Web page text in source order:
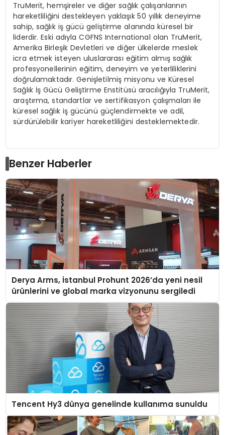
TruMerit, hemşireler ve diğer sağlık çalışanlarının
hareketliliğini destekleyen yaklaşık 50 yıllık deneyime
sahip, sağlık iş gücügeliştirme alanında küresel bir
liderdir. Eski adıyla CGFNS International olan TruMerit,
Amerika Birleşik Devletleri ve diğer ülkelerde meslek
icra etmek isteyen uluslararası eğitim almış sağlık
profesyonellerinin eğitim, deneyim ve yeterliliklerini
doğrulamaktadır. Genişletilmiş misyonu ve Küresel
Sağlık İşGücüGeliştirme Enstitüsü aracılığıyla TruMerit,
araştırma, standartlar ve sertifikasyon çalışmaları ile
küresel sağlık iş gücünü güçlendirmekte ve adil,
sürdürülebilir kariyer hareketliliğini desteklemektedir.
Benzer Haberler
Derya Arms, İstanbul Prohunt 2026’da yeni nesil
ürünlerini ve global marka vizyonunu sergiledi
Tencent Hy3 dünya genelinde kullanıma sunuldu